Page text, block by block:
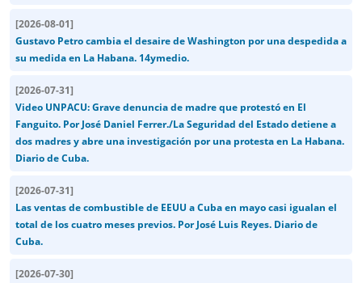
[2026-08-01]
Gustavo Petro cambia el desaire de Washington por una despedida a
su medida en La Habana. 14ymedio.
[2026-07-31]
Video UNPACU: Grave denuncia de madre que protestó en El
Fanguito. Por José Daniel Ferrer./La Seguridad del Estado detiene a
dos madres y abre una investigación por una protesta en La Habana.
Diario de Cuba.
[2026-07-31]
Las ventas de combustible de EEUU a Cuba en mayo casi igualan el
total de los cuatro meses previos. Por José Luis Reyes. Diario de
Cuba.
[2026-07-30]